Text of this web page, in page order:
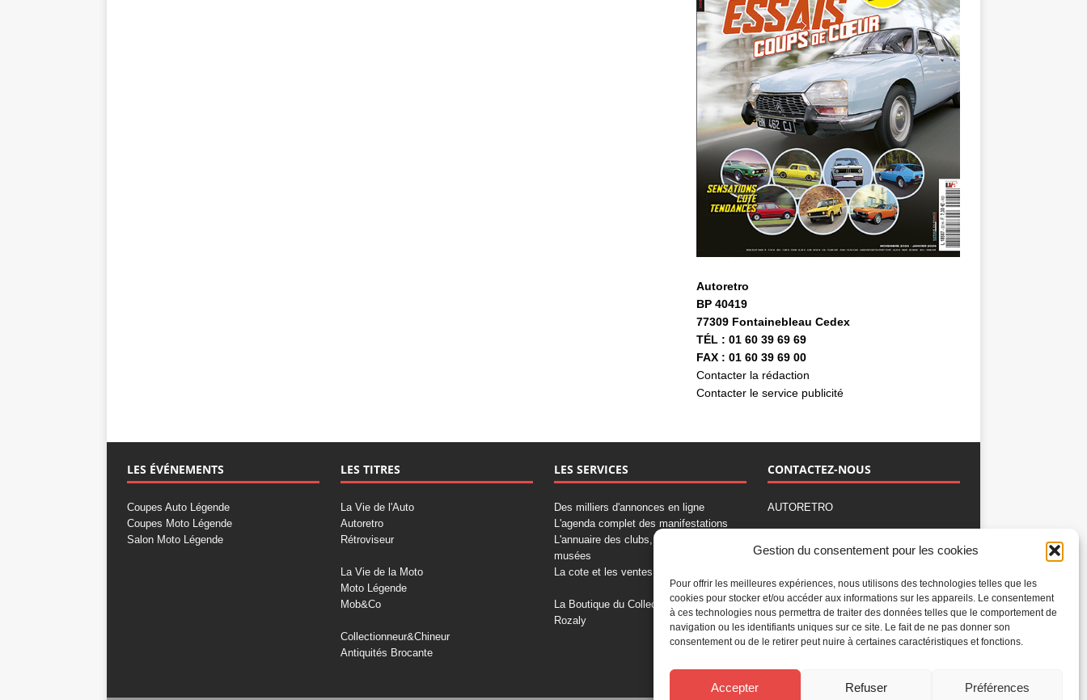
Gestion du consentement pour les cookies
Pour offrir les meilleures expériences, nous utilisons des technologies telles que les
cookies pour stocker et/ou accéder aux informations sur les appareils. Le consentement
à ces technologies nous permettra de traiter des données telles que le comportement de
navigation ou les identifiants uniques sur ce site. Le fait de ne pas donner son
consentement ou de le retirer peut nuire à certaines caractéristiques et fonctions.
Accepter Refuser Préférences
Autoretro
BP 40419
77309 Fontainebleau Cedex
TÉL : 01 60 39 69 69
FAX : 01 60 39 69 00
Contacter la rédaction
Contacter le service publicité
LES ÉVÉNEMENTS
Coupes Auto Légende
Coupes Moto Légende
Salon Moto Légende
LES TITRES
La Vie de l'Auto
Autoretro
Rétroviseur
La Vie de la Moto
Moto Légende
Mob&Co
Collectionneur&Chineur
Antiquités Brocante
LES SERVICES
Des milliers d'annonces en ligne
L'agenda complet des manifestations
L'annuaire des clubs, professionnels,
musées
La cote et les ventes aux enchères
La Boutique du Collectionneur
Rozaly
CONTACTEZ-NOUS
AUTORETRO
77309 Fontainebleau Cedex
Fax: 01 60 39 69 00
Nous contacter par email
Mentions légales
Gestion des cookies